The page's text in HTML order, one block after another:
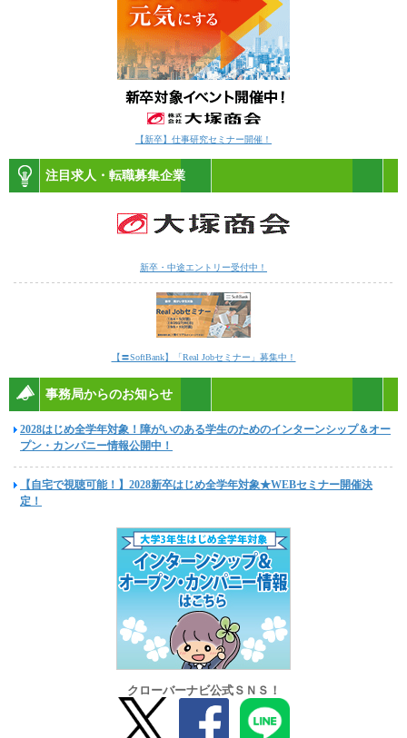
【新卒】仕事研究セミナー開催！
注目求人・転職募集企業
新卒・中途エントリー受付中！
【〓SoftBank】「Real Jobセミナー」募集中！
事務局からのお知らせ
2028はじめ全学年対象！障がいのある学生のためのインターンシップ＆オー
プン・カンパニー情報公開中！
【自宅で視聴可能！】2028新卒はじめ全学年対象★WEBセミナー開催決
定！
クローバーナビ公式ＳＮＳ！